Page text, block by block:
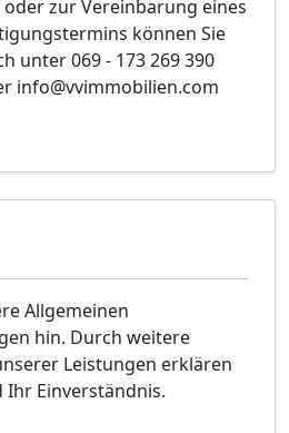
zur Vereinbarung eines
können Sie
unter 069 - 173 269 390
info@vvimmobilien.com
Allgemeinen
hin. Durch weitere
Leistungen erklären
Ihr Einverständnis.